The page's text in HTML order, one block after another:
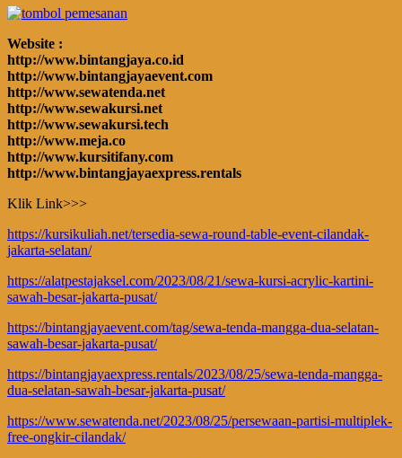
Website :
http://www.bintangjaya.co.id
http://www.bintangjayaevent.com
http://www.sewatenda.net
http://www.sewakursi.net
http://www.sewakursi.tech
http://www.meja.co
http://www.kursitifany.com
http://www.bintangjayaexpress.rentals
Klik Link>>>
https://kursikuliah.net/tersedia-sewa-round-table-event-cilandak-
jakarta-selatan/
https://alatpestajaksel.com/2023/08/21/sewa-kursi-acrylic-kartini-
sawah-besar-jakarta-pusat/
https://bintangjayaevent.com/tag/sewa-tenda-mangga-dua-selatan-
sawah-besar-jakarta-pusat/
https://bintangjayaexpress.rentals/2023/08/25/sewa-tenda-mangga-
dua-selatan-sawah-besar-jakarta-pusat/
https://www.sewatenda.net/2023/08/25/persewaan-partisi-multiplek-
free-ongkir-cilandak/